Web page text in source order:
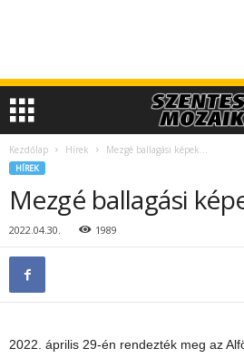
Kezdőlap Hírek Mezgé ballagási képek…
HÍREK
Mezgé ballagási
2022.04.30. 1989
2022. április 29-én rendezték meg az